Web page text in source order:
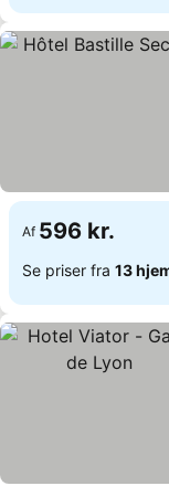
Af 596 kr.
Se priser fra 13